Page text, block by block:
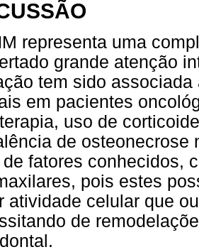
representa uma
grande atenção
tem sido
em pacientes
uso de
de osteonecrose
fatores conhecidos,
pois estes
atividade celular que
de